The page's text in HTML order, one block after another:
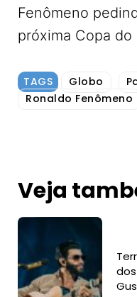
Fenômeno
próxima Copa do
TAGS Globo
Ronaldo Fenômeno
Veja